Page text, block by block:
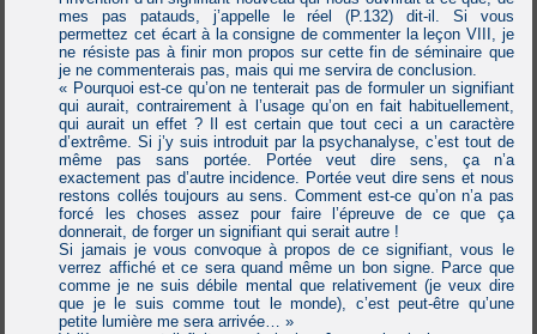
mes pas patauds, j’appelle le réel (P.132) dit-il. Si vous
permettez cet écart à la consigne de commenter la leçon VIII, je
ne résiste pas à finir mon propos sur cette fin de séminaire que
je ne commenterais pas, mais qui me servira de conclusion.
« Pourquoi est-ce qu’on ne tenterait pas de formuler un signifiant
qui aurait, contrairement à l’usage qu’on en fait habituellement,
qui aurait un effet ? Il est certain que tout ceci a un caractère
d’extrême. Si j’y suis introduit par la psychanalyse, c’est tout de
même pas sans portée. Portée veut dire sens, ça n’a
exactement pas d’autre incidence. Portée veut dire sens et nous
restons collés toujours au sens. Comment est-ce qu’on n’a pas
forcé les choses assez pour faire l’épreuve de ce que ça
donnerait, de forger un signifiant qui serait autre !
Si jamais je vous convoque à propos de ce signifiant, vous le
verrez affiché et ce sera quand même un bon signe. Parce que
comme je ne suis débile mental que relativement (je veux dire
que je le suis comme tout le monde), c’est peut-être qu’une
petite lumière me sera arrivée… »